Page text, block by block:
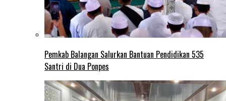
Pemkab Balangan Salurkan Bantuan Pendidikan 535
Santri di Dua Ponpes